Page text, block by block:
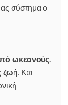
σύστημα ο
ωκεανούς.
ζωή. Και